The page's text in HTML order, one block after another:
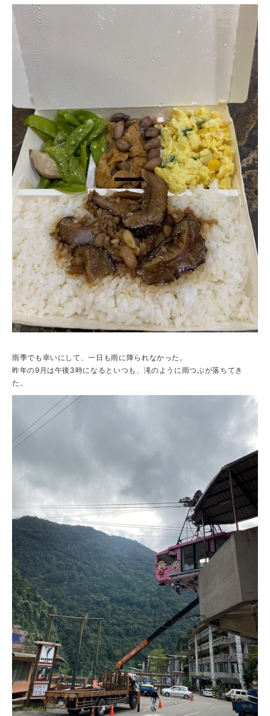
雨季でも幸いにして、一日も雨に降られなかった。
昨年の9月は午後3時になるといつも、滝のように雨つぶが落ちてき
た。